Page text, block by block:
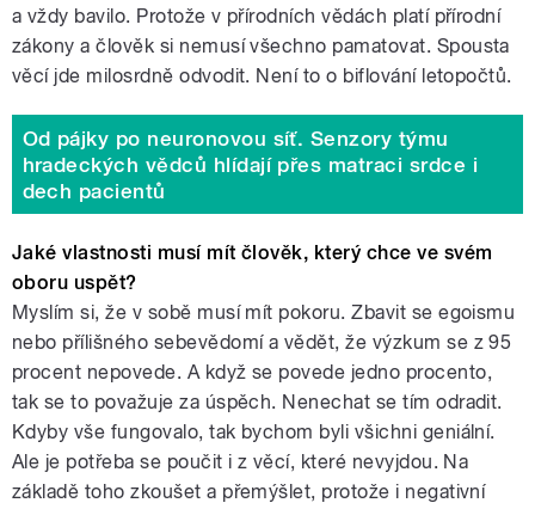
a vždy bavilo. Protože v přírodních vědách platí přírodní
zákony a člověk si nemusí všechno pamatovat. Spousta
věcí jde milosrdně odvodit. Není to o biflování letopočtů.
Od pájky po neuronovou síť. Senzory týmu
hradeckých vědců hlídají přes matraci srdce i
dech pacientů
Jaké vlastnosti musí mít člověk, který chce ve svém
oboru uspět?
Myslím si, že v sobě musí mít pokoru. Zbavit se egoismu
nebo přílišného sebevědomí a vědět, že výzkum se z 95
procent nepovede. A když se povede jedno procento,
tak se to považuje za úspěch. Nenechat se tím odradit.
Kdyby vše fungovalo, tak bychom byli všichni geniální.
Ale je potřeba se poučit i z věcí, které nevyjdou. Na
základě toho zkoušet a přemýšlet, protože i negativní